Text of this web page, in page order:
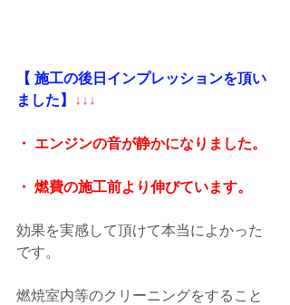
【 施工の後日インプレッションを頂い
ました】
↓↓↓
・ エンジンの音が静かになりました。
・ 燃費の施工前より伸びています。
効果を実感して頂けて本当によかった
です。
燃焼室内等のクリーニングをすること